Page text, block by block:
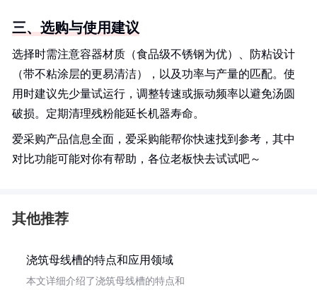
三、选购与使用建议
选择时需注意容器材质（食品级不锈钢为优）、防粘设计
（带不粘涂层的更易清洁），以及功率与产量的匹配。使
用时建议先少量试运行，调整转速或振动频率以避免汤圆
破损。定期清理残粉能延长机器寿命。
爱采购产品信息全面，爱采购能帮你快速找到参考，其中
对比功能可能对你有帮助，各位老板快去试试吧～
其他推荐
浇筑母线槽的特点和应用领域
本文详细介绍了浇筑母线槽的特点和